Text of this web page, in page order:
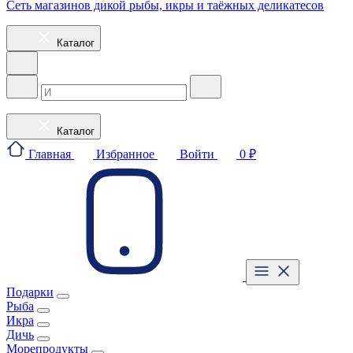
Сеть магазинов дикой рыбы, икры и таёжных деликатесов
Каталог
Каталог
Главная Избранное Войти 0 ₽
Подарки
Рыба
Икра
Дичь
Морепродукты